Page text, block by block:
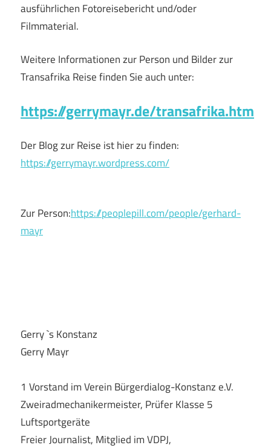
ausführlichen Fotoreisebericht und/oder
Filmmaterial.
Weitere Informationen zur Person und Bilder zur
Transafrika Reise finden Sie auch unter:
https://gerrymayr.de/transafrika.htm
Der Blog zur Reise ist hier zu finden:
https://gerrymayr.wordpress.com/
Zur Person:https://peoplepill.com/people/gerhard-
mayr
Gerry `s Konstanz
Gerry Mayr
1 Vorstand im Verein Bürgerdialog-Konstanz e.V.
Zweiradmechanikermeister, Prüfer Klasse 5
Luftsportgeräte
Freier Journalist, Mitglied im VDPJ,